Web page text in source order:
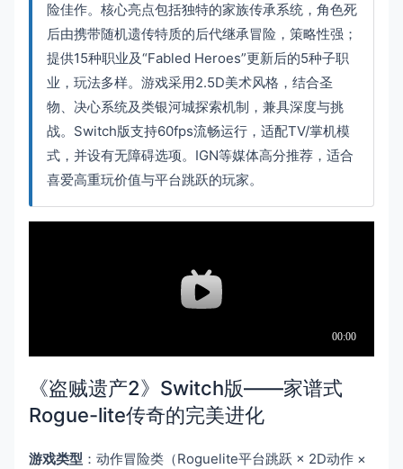
险佳作。核心亮点包括独特的家族传承系统，角色死
后由携带随机遗传特质的后代继承冒险，策略性强；
提供15种职业及“Fabled Heroes”更新后的5种子职
业，玩法多样。游戏采用2.5D美术风格，结合圣
物、决心系统及类银河城探索机制，兼具深度与挑
战。Switch版支持60fps流畅运行，适配TV/掌机模
式，并设有无障碍选项。IGN等媒体高分推荐，适合
喜爱高重玩价值与平台跳跃的玩家。
《盗贼遗产2》Switch版——家谱式
Rogue-lite传奇的完美进化
游戏类型 ：动作冒险类（Roguelite平台跳跃 × 2D动作 ×